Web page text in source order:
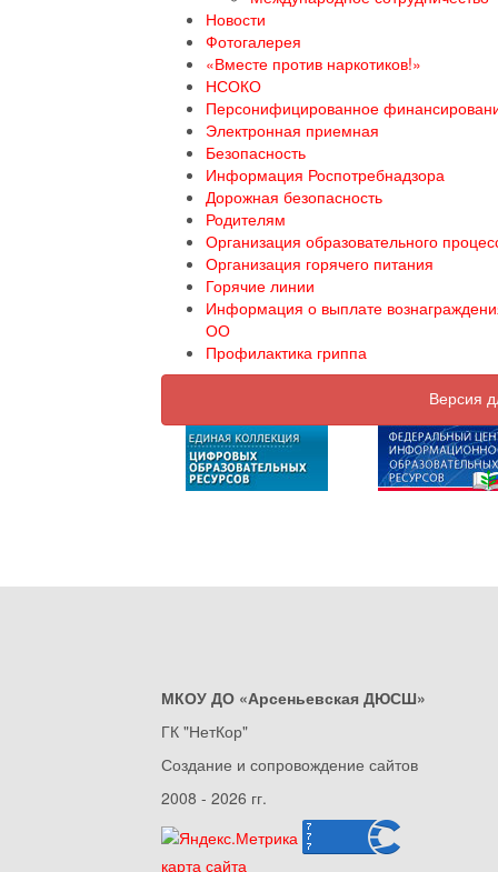
Новости
Фотогалерея
«Вместе против наркотиков!»
НСОКО
Персонифицированное
Электронная приемная
Безопасность
Информация Роспотребнадзора
Дорожная безопасность
Родителям
Организация образовательного
Организация горячего питания
Горячие линии
Информация о выплате
ОО
Профилактика гриппа
Версия
МКОУ ДО «Арсеньевская ДЮСШ»
ГК "НетКор"
Создание и сопровождение сайтов
2008 - 2026 гг.
карта сайта